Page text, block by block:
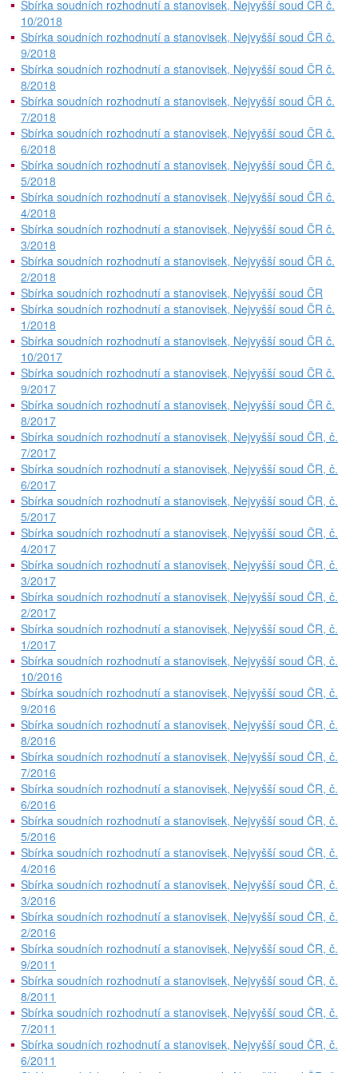
Sbírka soudních rozhodnutí a stanovisek, Nejvyšší soud ČR č.
10/2018
Sbírka soudních rozhodnutí a stanovisek, Nejvyšší soud ČR č.
9/2018
Sbírka soudních rozhodnutí a stanovisek, Nejvyšší soud ČR č.
8/2018
Sbírka soudních rozhodnutí a stanovisek, Nejvyšší soud ČR č.
7/2018
Sbírka soudních rozhodnutí a stanovisek, Nejvyšší soud ČR č.
6/2018
Sbírka soudních rozhodnutí a stanovisek, Nejvyšší soud ČR č.
5/2018
Sbírka soudních rozhodnutí a stanovisek, Nejvyšší soud ČR č.
4/2018
Sbírka soudních rozhodnutí a stanovisek, Nejvyšší soud ČR č.
3/2018
Sbírka soudních rozhodnutí a stanovisek, Nejvyšší soud ČR č.
2/2018
Sbírka soudních rozhodnutí a stanovisek, Nejvyšší soud ČR
Sbírka soudních rozhodnutí a stanovisek, Nejvyšší soud ČR č.
1/2018
Sbírka soudních rozhodnutí a stanovisek, Nejvyšší soud ČR č.
10/2017
Sbírka soudních rozhodnutí a stanovisek, Nejvyšší soud ČR č.
9/2017
Sbírka soudních rozhodnutí a stanovisek, Nejvyšší soud ČR č.
8/2017
Sbírka soudních rozhodnutí a stanovisek, Nejvyšší soud ČR, č.
7/2017
Sbírka soudních rozhodnutí a stanovisek, Nejvyšší soud ČR, č.
6/2017
Sbírka soudních rozhodnutí a stanovisek, Nejvyšší soud ČR, č.
5/2017
Sbírka soudních rozhodnutí a stanovisek, Nejvyšší soud ČR, č.
4/2017
Sbírka soudních rozhodnutí a stanovisek, Nejvyšší soud ČR, č.
3/2017
Sbírka soudních rozhodnutí a stanovisek, Nejvyšší soud ČR, č.
2/2017
Sbírka soudních rozhodnutí a stanovisek, Nejvyšší soud ČR, č.
1/2017
Sbírka soudních rozhodnutí a stanovisek, Nejvyšší soud ČR, č.
10/2016
Sbírka soudních rozhodnutí a stanovisek, Nejvyšší soud ČR, č.
9/2016
Sbírka soudních rozhodnutí a stanovisek, Nejvyšší soud ČR, č.
8/2016
Sbírka soudních rozhodnutí a stanovisek, Nejvyšší soud ČR, č.
7/2016
Sbírka soudních rozhodnutí a stanovisek, Nejvyšší soud ČR, č.
6/2016
Sbírka soudních rozhodnutí a stanovisek, Nejvyšší soud ČR, č.
5/2016
Sbírka soudních rozhodnutí a stanovisek, Nejvyšší soud ČR, č.
4/2016
Sbírka soudních rozhodnutí a stanovisek, Nejvyšší soud ČR, č.
3/2016
Sbírka soudních rozhodnutí a stanovisek, Nejvyšší soud ČR, č.
2/2016
Sbírka soudních rozhodnutí a stanovisek, Nejvyšší soud ČR, č.
9/2011
Sbírka soudních rozhodnutí a stanovisek, Nejvyšší soud ČR, č.
8/2011
Sbírka soudních rozhodnutí a stanovisek, Nejvyšší soud ČR, č.
7/2011
Sbírka soudních rozhodnutí a stanovisek, Nejvyšší soud ČR, č.
6/2011